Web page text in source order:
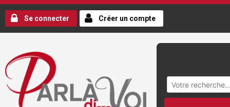
Se connecter Créer un compte